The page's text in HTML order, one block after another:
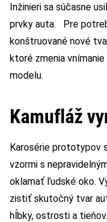
Inžinieri sa súčasne
prvky auta. Pre
konštruované nové
ktoré zmenia
modelu.
Kamufláž
Karosérie prototypov
vzormi s
oklamať ľudské oko.
zistiť skutočný tvar
hĺbky, ostrosti a tieňov.